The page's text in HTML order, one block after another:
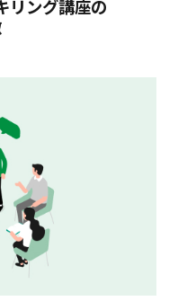
リング講座の